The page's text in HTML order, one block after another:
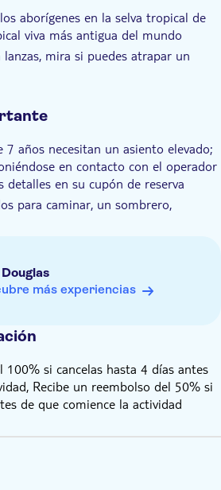
aborígenes en la selva tropical de
viva más antigua del mundo
mira si puedes atrapar un
la historia y la conexión con
los alimentos silvestres y las
de Mossman
7 años necesitan un asiento elevado;
en contacto con el operador
en su cupón de reserva
para caminar, un sombrero,
botella de agua y repelente de
una toalla si desea darse un chapuzón
más experiencias
100% si cancelas hasta 4 días antes
Recibe un reembolso del 50% si
de que comience la actividad